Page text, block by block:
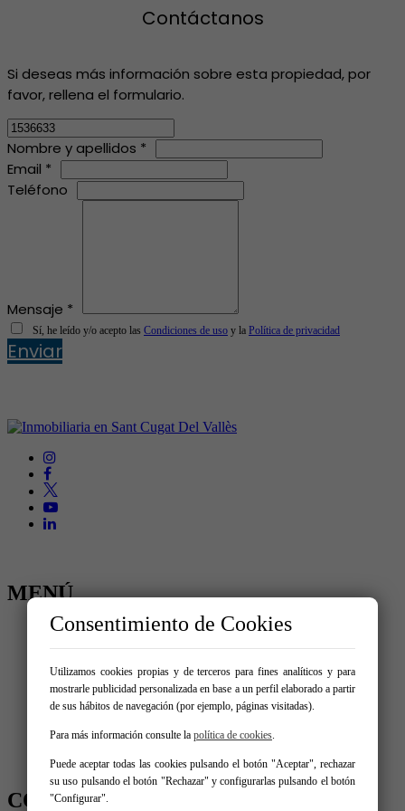
Contáctanos
Si deseas más información sobre esta propiedad, por
favor, rellena el formulario.
Nombre y apellidos *
Email *
Teléfono
Mensaje *
Sí, he leído y/o acepto las Condiciones de uso y la Política de privacidad
Enviar
MENÚ
Inicio
Comprar
Alquilar
Traspaso
Vende tu inmueble
Nosotros
Promociones
Contacto
CONTÁCTANOS
Consentimiento de Cookies
Utilizamos cookies propias y de terceros para fines analíticos y para
mostrarle publicidad personalizada en base a un perfil elaborado a partir
de sus hábitos de navegación (por ejemplo, páginas visitadas).
Para más información consulte la política de cookies.
Puede aceptar todas las cookies pulsando el botón "Aceptar", rechazar
su uso pulsando el botón "Rechazar" y configurarlas pulsando el botón
"Configurar".